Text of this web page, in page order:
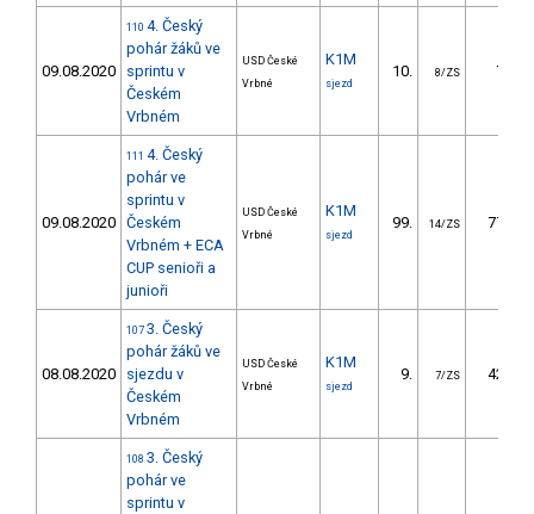
09.08.2020
110 4. Český
pohár žáků ve
sprintu v
Českém
Vrbném
USD České
Vrbné
K1M
sjezd
10. 8/ZS 7.27
09.08.2020
111 4. Český
pohár ve
sprintu v
Českém
Vrbném + ECA
CUP senioři a
junioři
USD České
Vrbné
K1M
sjezd
99. 14/ZS 77.47
08.08.2020
107 3. Český
pohár žáků ve
sjezdu v
Českém
Vrbném
USD České
Vrbné
K1M
sjezd
9. 7/ZS 42.66
108 3. Český
pohár ve
sprintu v